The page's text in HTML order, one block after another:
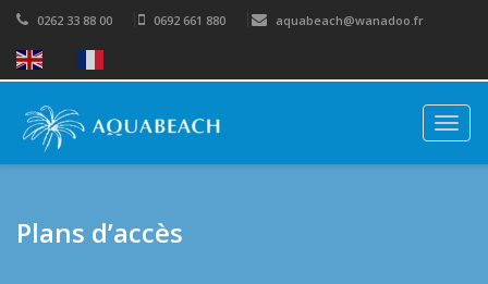
0262 33 88 00 0692 661 880 aquabeach@wanadoo.fr
Plans d’accès